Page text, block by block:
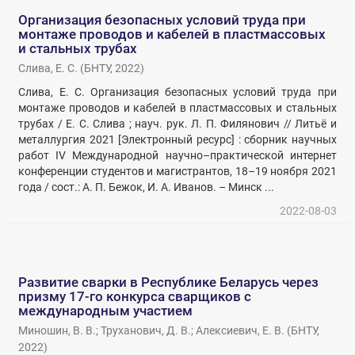
Организация безопасных условий труда при
монтаже проводов и кабелей в пластмассовых
и стальных трубах
Слива, Е. С. (БНТУ,2022)
Слива, Е. С. Организация безопасных условий труда при
монтаже проводов и кабелей в пластмассовых и стальных
трубах / Е. С. Слива ; науч. рук. Л. П. Филянович // Литьё и
металлургия 2021 [Электронный ресурс] : сборник научных
работ IV Международной научно–практической интернет
конференции студентов и магистрантов, 18–19 ноября 2021
года / сост.: А. П. Бежок, И. А. Иванов. – Минск ...
2022-08-03
Развитие сварки в Республике Беларусь через
призму 17-го конкурса сварщиков с
международным участием
Миношин, В. В.;Труханович, Д. В.;Алексиевич, Е. В. (БНТУ,
2022)